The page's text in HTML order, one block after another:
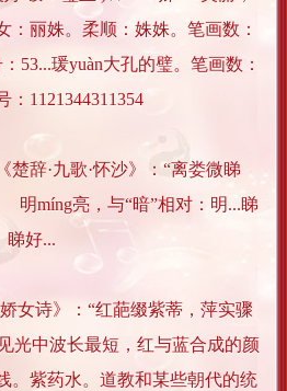
：丽姝。柔顺：姝姝。笔画数：
53...瑗yuàn大孔的璧。笔画数：
1121344311354
辞·九歌·怀沙》：“离娄微睇
míng亮，与“暗”相对：明...睇
睇好...
女诗》：“红葩缀紫蒂，萍实骤
中波长最短，红与蓝合成的颜
。紫药水。道教和某些朝代的统